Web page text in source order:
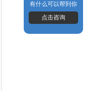
有什么可以帮到你
点击咨询